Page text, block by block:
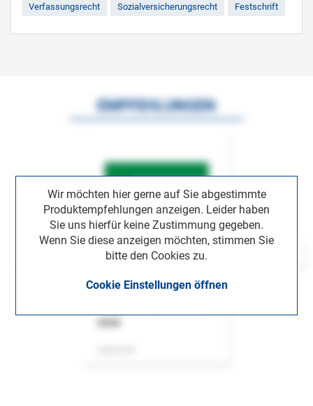
Verfassungsrecht Sozialversicherungsrecht Festschrift
Wir möchten hier gerne auf Sie abgestimmte
Produktempfehlungen anzeigen. Leider haben
Sie uns hierfür keine Zustimmung gegeben.
Wenn Sie diese anzeigen möchten, stimmen Sie
bitte den Cookies zu.
Cookie Einstellungen öffnen
EMPFEHLUNGEN